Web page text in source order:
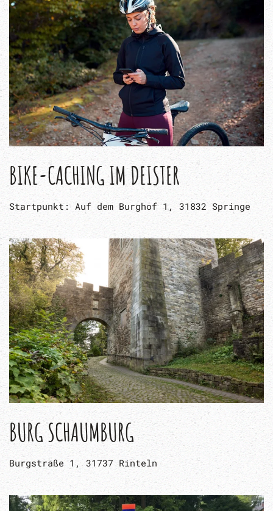
BIKE-CACHING IM DEISTER
Startpunkt: Auf dem Burghof 1, 31832 Springe
BURG SCHAUMBURG
Burgstraße 1, 31737 Rinteln